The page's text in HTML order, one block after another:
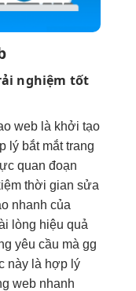
nghiệm tốt
web là khởi tạo
lý bắt mắttrang
quan đoạn
thời gian sửa
nhanh của
lòng hiệu quả
yêu cầu mà gg
này là hợp lý
web nhanh